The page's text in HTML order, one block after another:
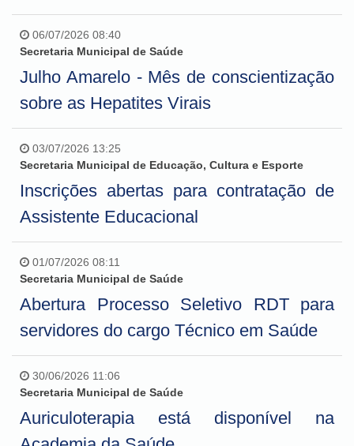
06/07/2026 08:40
Secretaria Municipal de Saúde
Julho Amarelo - Mês de conscientização
sobre as Hepatites Virais
03/07/2026 13:25
Secretaria Municipal de Educação, Cultura e Esporte
Inscrições abertas para contratação de
Assistente Educacional
01/07/2026 08:11
Secretaria Municipal de Saúde
Abertura Processo Seletivo RDT para
servidores do cargo Técnico em Saúde
30/06/2026 11:06
Secretaria Municipal de Saúde
Auriculoterapia está disponível na